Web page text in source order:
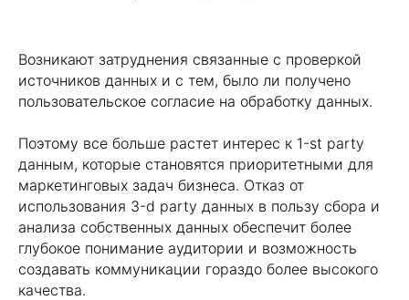
Возникают затруднения связанные с проверкой
источников данных и с тем, было ли получено
пользовательское согласие на обработку данных.
Поэтому все больше растет интерес к 1-st party
данным, которые становятся приоритетными для
маркетинговых задач бизнеса. Отказ от
использования 3-d party данных в пользу сбора и
анализа собственных данных обеспечит более
глубокое понимание аудитории и возможность
создавать коммуникации гораздо более высокого
качества.